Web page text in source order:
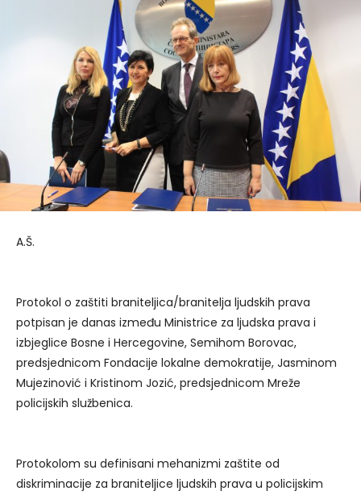
A.Š.
Protokol o zaštiti braniteljica/branitelja ljudskih prava
potpisan je danas između Ministrice za ljudska prava i
izbjeglice Bosne i Hercegovine, Semihom Borovac,
predsjednicom Fondacije lokalne demokratije, Jasminom
Mujezinović i Kristinom Jozić, predsjednicom Mreže
policijskih službenica.
Protokolom su definisani mehanizmi zaštite od
diskriminacije za braniteljice ljudskih prava u policijskim